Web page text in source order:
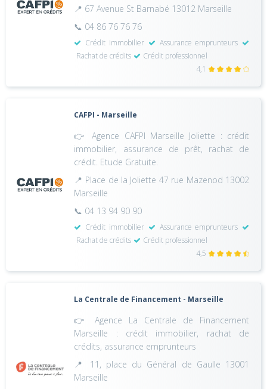
📍 67 Avenue St Barnabé 13012 Marseille
📞 04 86 76 76 76
Crédit immobilier
Assurance emprunteurs
Rachat de crédits
Crédit professionnel
4,1
CAFPI - Marseille
👉 Agence CAFPI Marseille Joliette : crédit
immobilier, assurance de prêt, rachat de
crédit. Etude Gratuite.
📍 Place de la Joliette 47 rue Mazenod 13002
Marseille
📞 04 13 94 90 90
Crédit immobilier
Assurance emprunteurs
Rachat de crédits
Crédit professionnel
4,5
La Centrale de Financement - Marseille
👉 Agence La Centrale de Financement
Marseille : crédit immobilier, rachat de
crédits, assurance emprunteurs
📍 11, place du Général de Gaulle 13001
Marseille